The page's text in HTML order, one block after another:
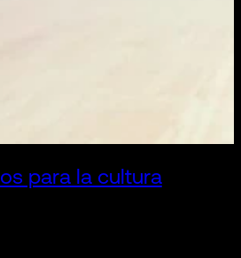
para la cultura